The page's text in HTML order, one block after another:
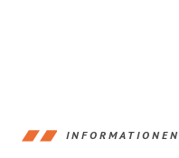
INFORMATIONEN